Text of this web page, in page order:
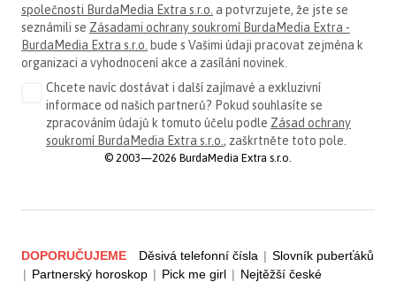
společnosti BurdaMedia Extra s.r.o. a potvrzujete, že jste se
seznámili se Zásadami ochrany soukromí BurdaMedia Extra -
BurdaMedia Extra s.r.o. bude s Vašimi údaji pracovat zejména k
organizaci a vyhodnocení akce a zasílání novinek.
Chcete navíc dostávat i další zajímavé a exkluzivní
informace od našich partnerů? Pokud souhlasíte se
zpracováním údajů k tomuto účelu podle Zásad ochrany
soukromí BurdaMedia Extra s.r.o. , zaškrtněte toto pole.
© 2003—2026 BurdaMedia Extra s.r.o.
DOPORUČUJEME Děsivá telefonní čísla | Slovník puberťáků
| Partnerský horoskop | Pick me girl | Nejtěžší české